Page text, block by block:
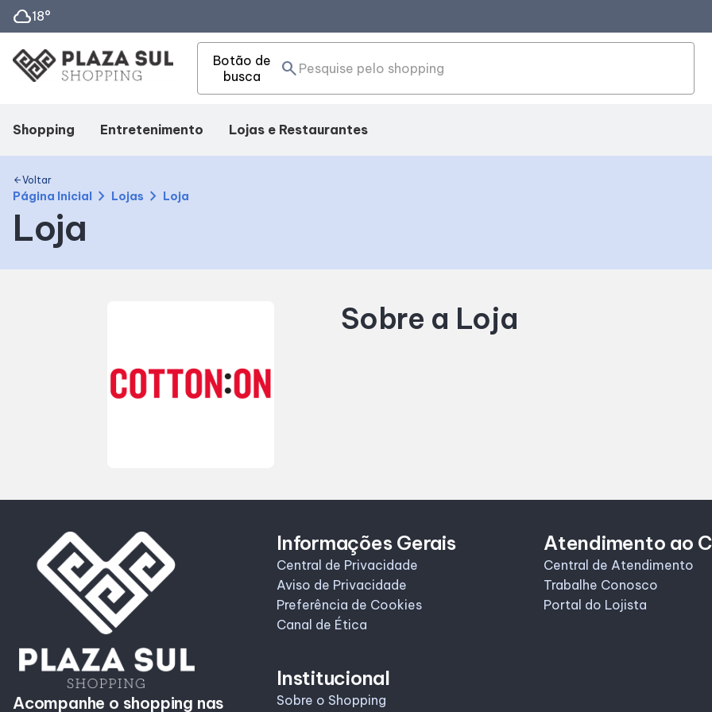
cloud18°
Botão de
busca
search
Shopping
Mapa Interno
Facilidades
Como Chegar
Entretenimento
Fique por Dentro
Lojas e Restaurantes
Delivery de Alimentação
arrow_backVoltar
Página Inicial chevron_right Lojas chevron_right Loja
Loja
Sobre a Loja
Acompanhe o shopping nas
Informações Gerais
Central de Privacidade
Aviso de Privacidade
Preferência de Cookies
Canal de Ética
Institucional
Sobre o Shopping
Atendimento ao
Central de Atendimento
Trabalhe Conosco
Portal do Lojista